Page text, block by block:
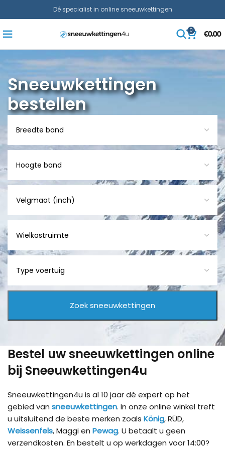
Dé specialist in online sneeuwkettingen
0
€0.00
Sneeuwkettingen
bestellen
Bestel uw sneeuwkettingen online
bij Sneeuwkettingen4u
Sneeuwkettingen4u is al 10 jaar dé expert op het
gebied van sneeuwkettingen. In onze online winkel treft
u uitsluitend de beste merken zoals König, RÜD,
Weissenfels, Maggi en Pewag. U betaalt u geen
verzendkosten. En bestelt u op werkdagen voor 14:00?